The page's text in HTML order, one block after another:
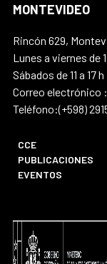
MONTEVIDEO
Rincón 629,
Lunes a viernes de
Sábados de 11 a 17 h
Correo electrónico
Teléfono:(+598)
CCE
PUBLICACIONES
EVENTOS